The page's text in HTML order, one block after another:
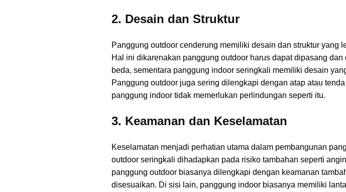
2. Desain dan Struktur
Panggung outdoor cenderung memiliki desain dan struktur yang
Hal ini dikarenakan panggung outdoor harus dapat dipasang
beda, sementara panggung indoor seringkali memiliki desain
Panggung outdoor juga sering dilengkapi dengan atap atau
panggung indoor tidak memerlukan perlindungan seperti itu.
3. Keamanan dan Keselamatan
Keselamatan menjadi perhatian utama dalam pembangunan
outdoor seringkali dihadapkan pada risiko tambahan seperti
panggung outdoor biasanya dilengkapi dengan keamanan
disesuaikan. Di sisi lain, panggung indoor biasanya memiliki